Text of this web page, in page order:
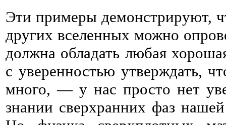
Эти примеры демонстрируют,
других вселенных можно
должна обладать любая
с уверенностью утверждать,
много, — у нас просто нет
знании сверхранних фаз